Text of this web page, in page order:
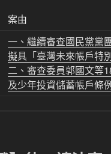
案由
一、繼續審查國民黨黨
擬具「臺灣未來帳戶特
二、審查委員郭國文等
及少年投資儲蓄帳戶條